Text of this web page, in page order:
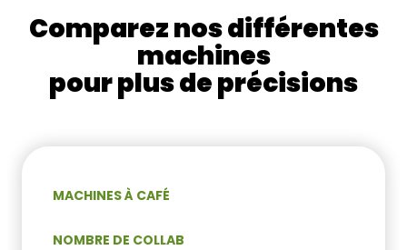
Comparez nos différentes
machines
pour plus de précisions
MACHINES À CAFÉ
NOMBRE DE COLLAB